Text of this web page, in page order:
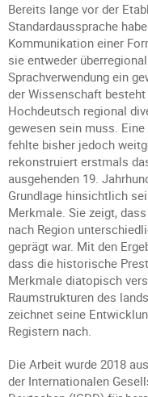
Bereits lange vor der
Standardaussprache
Kommunikation einer
sie entweder
Sprachverwendung ein
der Wissenschaft
Hochdeutsch regional
gewesen sein muss.
fehlte bisher jedoch
rekonstruiert erstmals
ausgehenden 19.
Grundlage hinsichtlich
Merkmale. Sie zeigt,
nach Region
geprägt war. Mit den
dass die historische
Merkmale diatopisch
Raumstrukturen des
zeichnet seine
Registern nach.
Die Arbeit wurde 2018
der Internationalen